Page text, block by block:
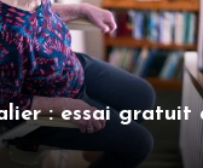
: essai gratuit